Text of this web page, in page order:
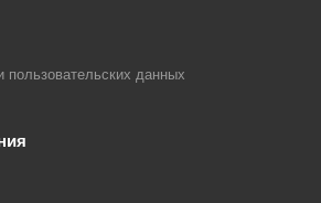
пользовательских данных